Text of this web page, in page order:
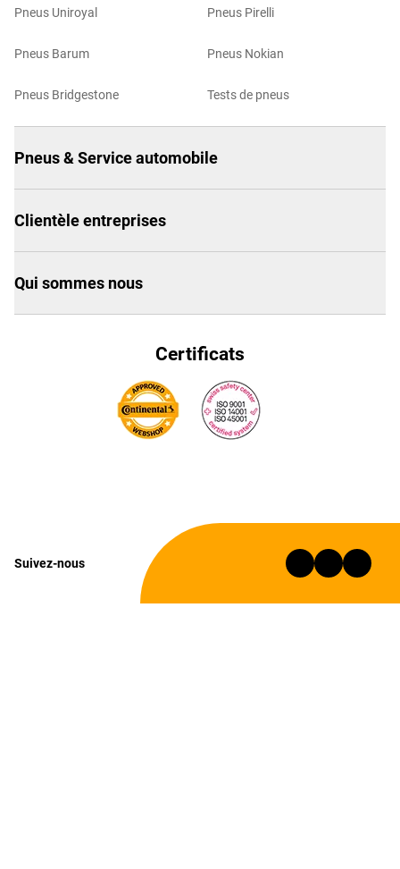
Pneus Uniroyal
Pneus Barum
Pneus Bridgestone
Pneus Pirelli
Pneus Nokian
Tests de pneus
Pneus & Service automobile
Clientèle entreprises
Qui sommes nous
Certificats
Suivez-nous